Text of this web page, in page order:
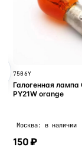
HPA1208
Галогенные
PALLADIUM
Москва: в наличии
2 000 ₽